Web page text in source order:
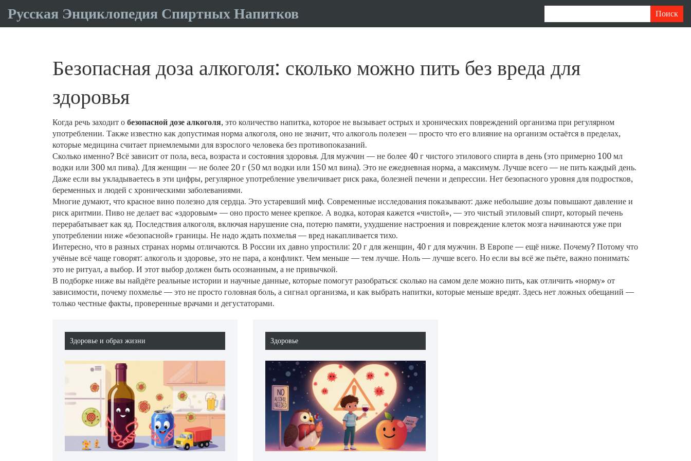
Русская Энциклопедия Спиртных Напитков
Безопасная доза алкоголя: сколько можно пить без вреда для
здоровья
Когда речь заходит о безопасной дозе алкоголя, это количество напитка, которое не вызывает острых и хронических повреждений организма при регулярном
употреблении. Также известно как допустимая норма алкоголя, оно не значит, что алкоголь полезен — просто что его влияние на организм остаётся в пределах,
которые медицина считает приемлемыми для взрослого человека без противопоказаний.
Сколько именно? Всё зависит от пола, веса, возраста и состояния здоровья. Для мужчин — не более 40 г чистого этилового спирта в день (это примерно 100 мл
водки или 300 мл пива). Для женщин — не более 20 г (50 мл водки или 150 мл вина). Это не ежедневная норма, а максимум. Лучше всего — не пить каждый день.
Даже если вы укладываетесь в эти цифры, регулярное употребление увеличивает риск рака, болезней печени и депрессии. Нет безопасного уровня для подростков,
беременных и людей с хроническими заболеваниями.
Многие думают, что красное вино полезно для сердца. Это устаревший миф. Современные исследования показывают: даже небольшие дозы повышают давление и
риск аритмии. Пиво не делает вас «здоровым» — оно просто менее крепкое. А водка, которая кажется «чистой», — это чистый этиловый спирт, который печень
перерабатывает как яд. Последствия алкоголя, включая нарушение сна, потерю памяти, ухудшение настроения и повреждение клеток мозга начинаются уже при
употреблении ниже «безопасной» границы. Не надо ждать похмелья — вред накапливается тихо.
Интересно, что в разных странах нормы отличаются. В России их давно упростили: 20 г для женщин, 40 г для мужчин. В Европе — ещё ниже. Почему? Потому что
учёные всё чаще говорят: алкоголь и здоровье, это не пара, а конфликт. Чем меньше — тем лучше. Ноль — лучше всего. Но если вы всё же пьёте, важно понимать:
это не ритуал, а выбор. И этот выбор должен быть осознанным, а не привычкой.
В подборке ниже вы найдёте реальные истории и научные данные, которые помогут разобраться: сколько на самом деле можно пить, как отличить «норму» от
зависимости, почему похмелье — это не просто головная боль, а сигнал организма, и как выбрать напитки, которые меньше вредят. Здесь нет ложных обещаний —
только честные факты, проверенные врачами и дегустаторами.
Здоровье и образ жизни Здоровье